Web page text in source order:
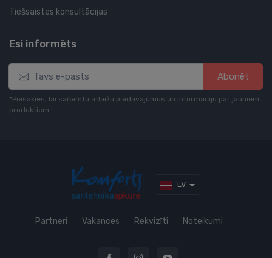
Tiešsaistes konsultācijas
Esi informēts
Abonēt
*Piesakies, lai saņemtu atlaižu piedāvājumus un informāciju par jauniem
produktiem
LV
Partneri Vakances Rekvizīti Noteikumi